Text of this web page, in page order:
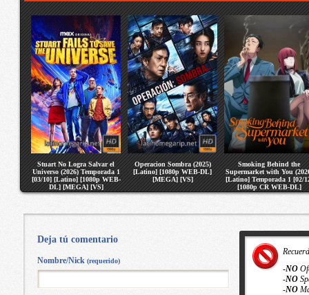
Stuart No Logra Salvar el
Universo (2026) Temporada 1
[03/10] [Latino] [1080p WEB-
DL] [MEGA] [VS]
Operacion Sombra (2025)
[Latino] [1080p WEB-DL]
[MEGA] [VS]
Smoking Behind the
Supermarket with You
[Latino] Temporada 1 [02/
[1080p CR WEB-DL]
[MEGA] [VS]
-NO
-NO
-NO
Deja tú comentario
Nombre/Nick (requerido)